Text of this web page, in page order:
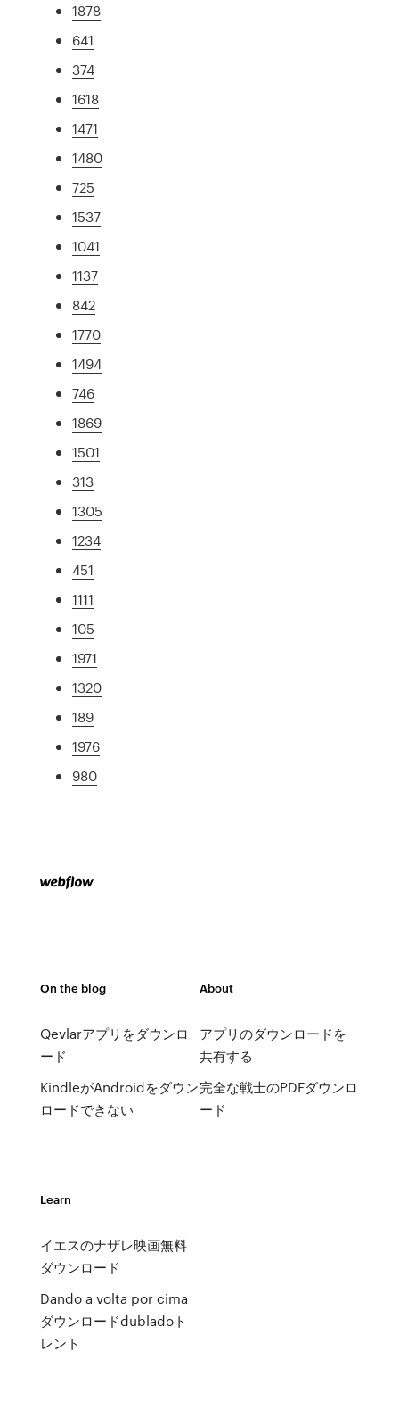
1878
641
374
1618
1471
1480
725
1537
1041
1137
842
1770
1494
746
1869
1501
313
1305
1234
451
1111
105
1971
1320
189
1976
980
On the blog
Qevlarアプリをダウンロ
ード
KindleがAndroidをダウン
ロードできない
About
アプリのダウンロードを
共有する
完全な戦士のPDFダウンロ
ード
Learn
イエスのナザレ映画無料
ダウンロード
Dando a volta por cima
ダウンロードdubladoト
レント